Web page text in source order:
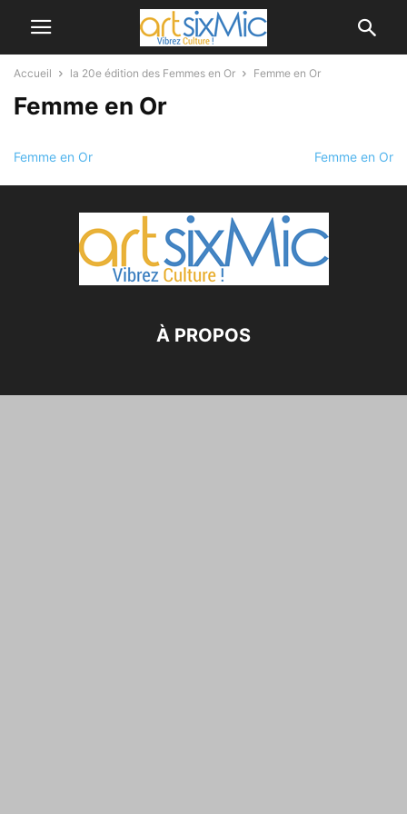
Accueil la 20e édition des Femmes en Or Femme en Or
Femme en Or
Femme en Or Femme en Or
À PROPOS